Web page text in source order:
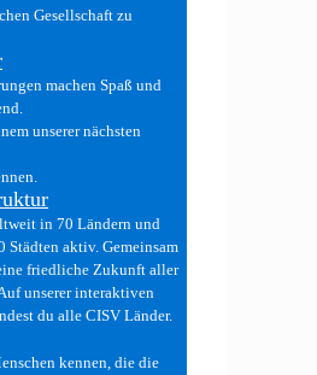
Gesellschaft zu
machen Spaß und
unserer nächsten
in 70 Ländern und
Städten aktiv. Gemeinsam
friedliche Zukunft aller
unserer interaktiven
du alle CISV Länder.
kennen, die die